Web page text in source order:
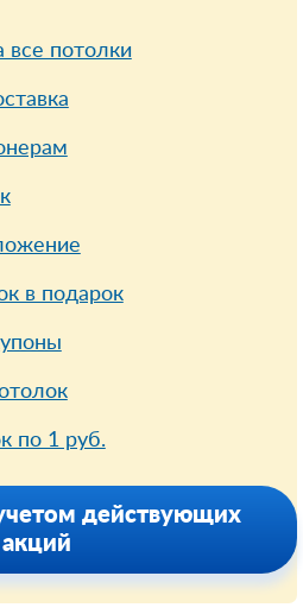
все потолки
в подарок
по 1 руб.
действующих
акций